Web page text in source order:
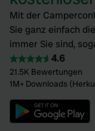
Mit der
Sie ganz einfach
immer Sie sind,
4.6
21.5K Bewertungen
1M+ Downloads